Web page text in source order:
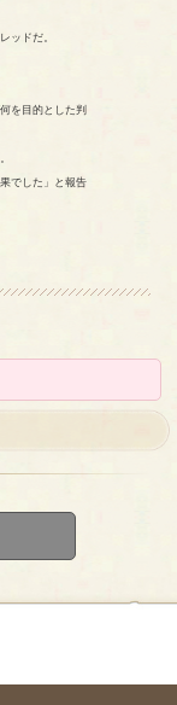
ッドだ。
を目的とした判
でした」と報告